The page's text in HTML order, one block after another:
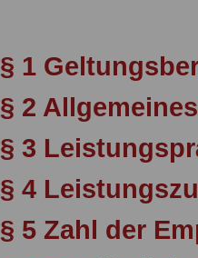
§ 1
§ 2 Allgemeines
§ 3
§ 4
§ 5 Zahl der